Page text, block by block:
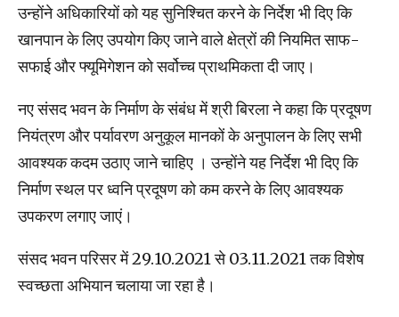
उन्होंने अधिकारियों को यह सुनिश्चित करने के निर्देश भी दिए कि
खानपान के लिए उपयोग किए जाने वाले क्षेत्रों की नियमित साफ-
सफाई और फ्यूमिगेशन को सर्वोच्च प्राथमिकता दी जाए।
नए संसद भवन के निर्माण के संबंध में श्री बिरला ने कहा कि प्रदूषण
नियंत्रण और पर्यावरण अनुकूल मानकों के अनुपालन के लिए सभी
आवश्यक कदम उठाए जाने चाहिए । उन्होंने यह निर्देश भी दिए कि
निर्माण स्थल पर ध्वनि प्रदूषण को कम करने के लिए आवश्यक
उपकरण लगाए जाएं।
संसद भवन परिसर में 29.10.2021 से 03.11.2021 तक विशेष
स्वच्छता अभियान चलाया जा रहा है।